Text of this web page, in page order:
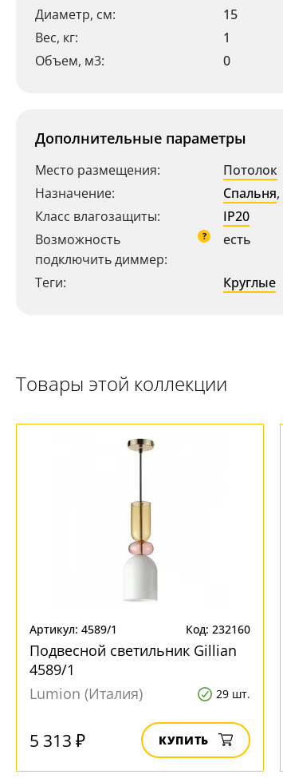
Диаметр, см:
15
Вес, кг:
1
Объем, м3:
0
Дополнительные параметры
Место размещения:
Потолок
Назначение:
Спальня,
Класс влагозащиты:
IP20
Возможность
подключить диммер:
? есть
Теги: Круглые
Товары этой коллекции
Артикул: 4589/1 Код: 232160
Подвесной светильник Gillian
4589/1
Lumion (Италия)
29 шт.
5 313 ₽ КУПИТЬ